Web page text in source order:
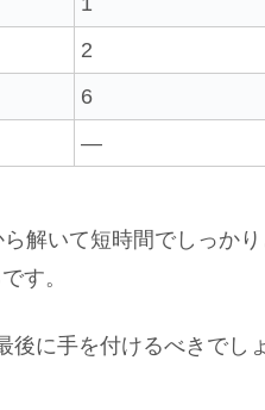
2
6
―
解いて短時間でしっか
す。
に手を付けるべきでしょ